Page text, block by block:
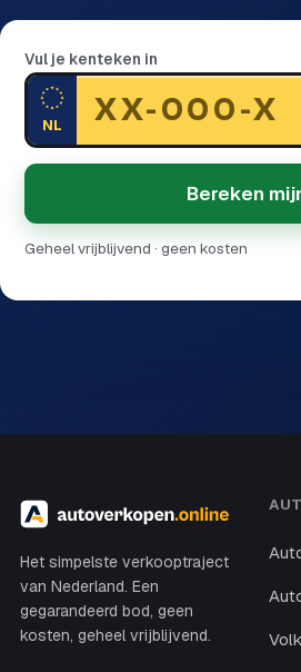
Vul je kenteken in
NL
Bereken
Geheel vrijblijvend · geen kosten
Het simpelste verkooptraject
van Nederland. Een
gegarandeerd bod, geen
kosten, geheel vrijblijvend.